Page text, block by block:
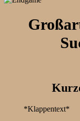
*Klappentext*